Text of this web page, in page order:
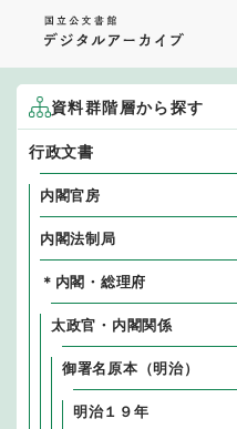
資料群階層から探す
行政文書
内閣官房
内閣法制局
＊内閣・総理府
太政官・内閣関係
御署名原本（明治）
明治１９年